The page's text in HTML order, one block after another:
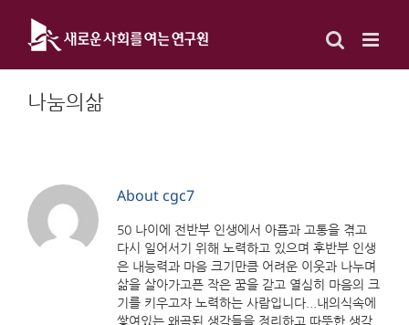
content
나눔의삶
About cgc7
50 나이에 전반부 인생에서 아픔과 고통을 겪고
다시 일어서기 위해 노력하고 있으며 후반부 인생
은 내능력과 마음 크기만큼 어려운 이웃과 나누며
삶을 살아가고픈 작은 꿈을 갇고 열심히 마음의 크
기를 키우고자 노력하는 사람입니다...내의식속에
쌓여있는 왜곡된 생각들을 정리하고 따뜻한 생각